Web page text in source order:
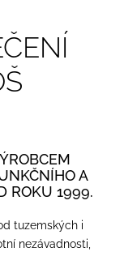
A
ROKU 1999.
tuzemských i
nezávadnosti,